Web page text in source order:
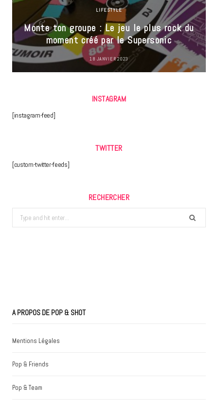
LIFESTYLE
Monte ton groupe : Le jeu le plus rock du
moment créé par le Supersonic
18 JANVIER 2023
INSTAGRAM
[instagram-feed]
TWITTER
[custom-twitter-feeds]
RECHERCHER
Search
for:
A PROPOS DE POP & SHOT
Mentions Légales
Pop & Friends
Pop & Team